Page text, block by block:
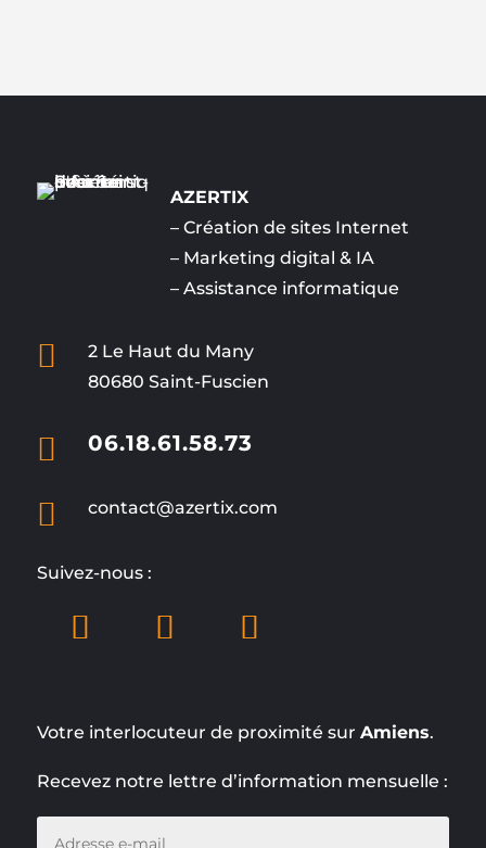
AZERTIX
– Création de sites Internet
– Marketing digital & IA
– Assistance informatique

2 Le Haut du Many
80680 Saint-Fuscien
 06.18.61.58.73
 contact@azertix.com
Suivez-nous :
Votre interlocuteur de proximité sur Amiens.
Recevez notre lettre d’information mensuelle :